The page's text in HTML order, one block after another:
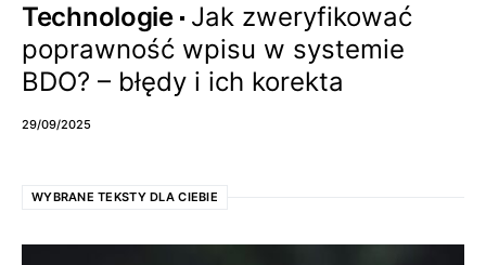
Technologie Jak zweryfikować
poprawność wpisu w systemie
BDO? – błędy i ich korekta
29/09/2025
WYBRANE TEKSTY DLA CIEBIE